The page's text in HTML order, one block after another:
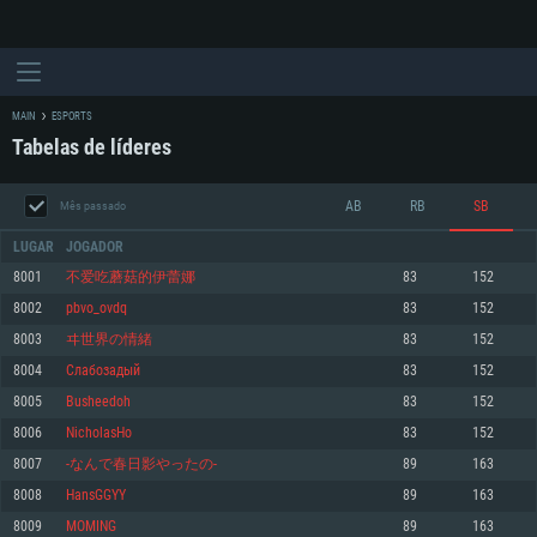
REQUERIMENTOS DE SISTEMA
Mínimo
Sistema Operativo: Windows 10 (64 bit)
Processador: Dual-Core 2.2 GHz
Mínimo
Sistema Operativo: Mac OS Big Sur 11.0 ou versão mais recente
Processador: Core i5 2.2GHz mínimo (Intel Xeon não suportado)
Mínimo
Sistema Operativo: Distribuições mais modernas do Linux de 64bit
Processador: Dual-Core 2.4 GHz
MAIN ESPORTS
Tabelas de líderes
Mês passado AB RB SB
LUGAR JOGADOR
8001 不爱吃蘑菇的伊蕾娜 83 152
8002 pbvo_ovdq 83 152
8003 ヰ世界の情緒 83 152
8004 Слабозадый 83 152
8005 Busheedoh 83 152
8006 NicholasHo 83 152
8007 -なんで春日影やったの- 89 163
8008 HansGGYY 89 163
8009 MOMING 89 163